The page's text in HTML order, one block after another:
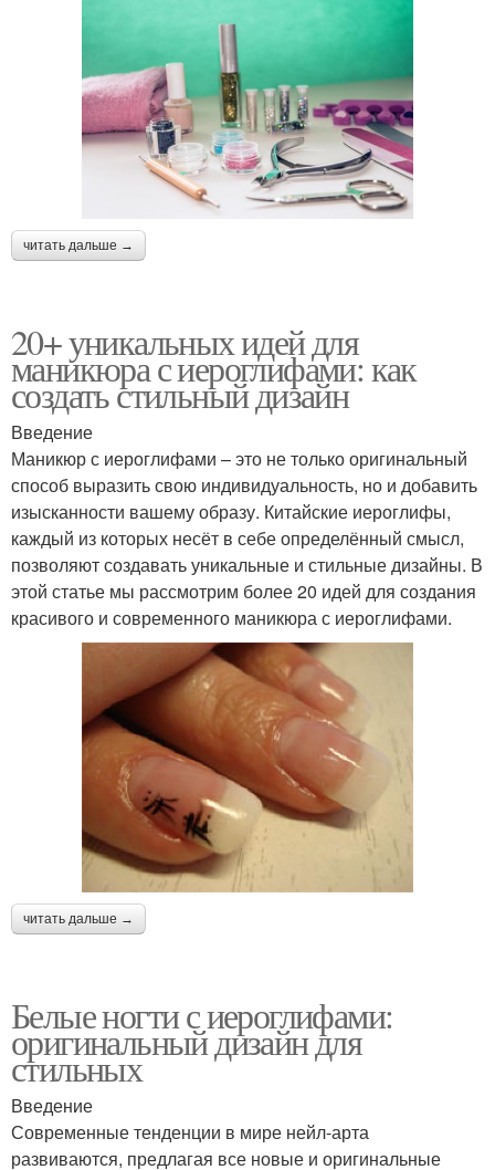
читать дальше →
20+ уникальных идей для
маникюра с иероглифами: как
создать стильный дизайн
Введение
Маникюр с иероглифами – это не только оригинальный
способ выразить свою индивидуальность, но и добавить
изысканности вашему образу. Китайские иероглифы,
каждый из которых несёт в себе определённый смысл,
позволяют создавать уникальные и стильные дизайны. В
этой статье мы рассмотрим более 20 идей для создания
красивого и современного маникюра с иероглифами.
читать дальше →
Белые ногти с иероглифами:
оригинальный дизайн для
стильных
Введение
Современные тенденции в мире нейл-арта
развиваются, предлагая все новые и оригинальные